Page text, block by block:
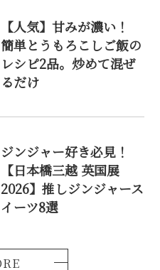
【人気】甘みが濃い！
簡単とうもろこしご飯の
レシピ2品。炒めて混ぜ
るだけ
ジンジャー好き必見！
【日本橋三越 英国展
2026】推しジンジャース
イーツ8選